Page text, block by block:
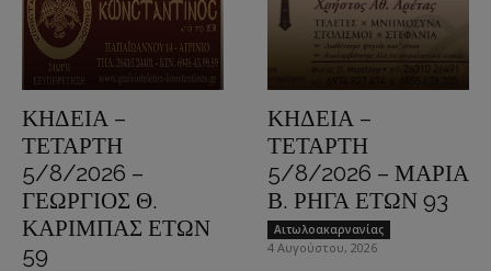
ΚΗΔΕΙΑ –
ΤΕΤΑΡΤΗ
5/8/2026 –
ΓΕΩΡΓΙΟΣ Θ.
ΚΑΡΙΜΠΑΣ ΕΤΩΝ
59
ΚΗΔΕΙΑ –
ΤΕΤΑΡΤΗ
5/8/2026 – ΜΑΡΙΑ
Β. ΡΗΓΑ ΕΤΩΝ 93
Aιτωλοακαρνανίας
4 Αυγούστου, 2026